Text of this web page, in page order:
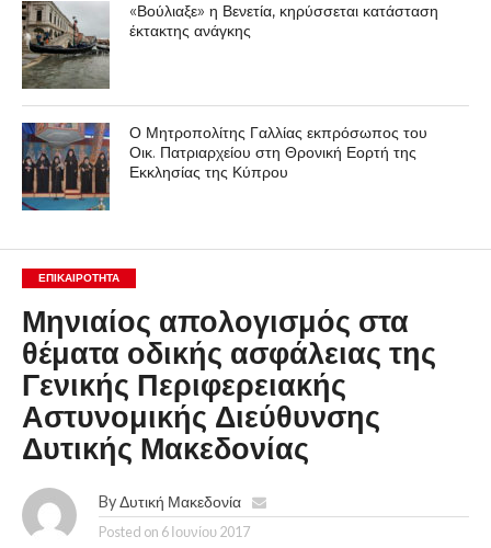
«Βούλιαξε» η Βενετία, κηρύσσεται κατάσταση
έκτακτης ανάγκης
Ο Μητροπολίτης Γαλλίας εκπρόσωπος του
Οικ. Πατριαρχείου στη Θρονική Εορτή της
Εκκλησίας της Κύπρου
ΕΠΙΚΑΙΡΟΤΗΤΑ
Μηνιαίος απολογισμός στα
θέματα οδικής ασφάλειας της
Γενικής Περιφερειακής
Αστυνομικής Διεύθυνσης
Δυτικής Μακεδονίας
By Δυτική Μακεδονία
Posted on 6 Ιουνίου 2017